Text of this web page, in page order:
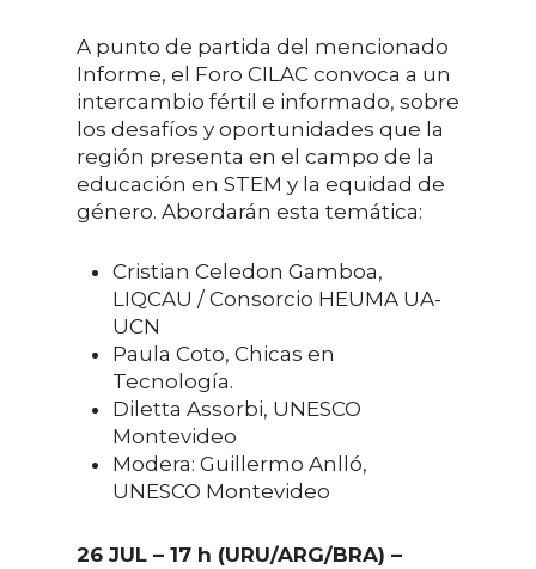
A punto de partida del mencionado
Informe, el Foro CILAC convoca a un
intercambio fértil e informado, sobre
los desafíos y oportunidades que la
región presenta en el campo de la
educación en STEM y la equidad de
género. Abordarán esta temática:
Cristian Celedon Gamboa,
LIQCAU / Consorcio HEUMA UA-
UCN
Paula Coto, Chicas en
Tecnología.
Diletta Assorbi, UNESCO
Montevideo
Modera: Guillermo Anlló,
UNESCO Montevideo
26 JUL – 17 h (URU/ARG/BRA) –